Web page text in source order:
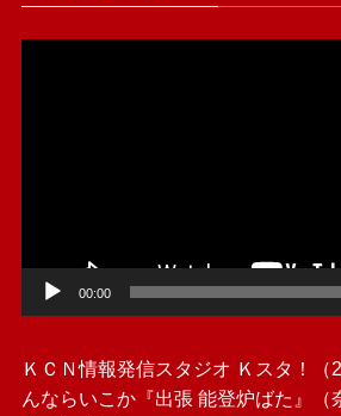
00:00
ＫＣＮ情報発信スタジオ Ｋスタ！（
んならいこか『出張 能登炉ばた』（